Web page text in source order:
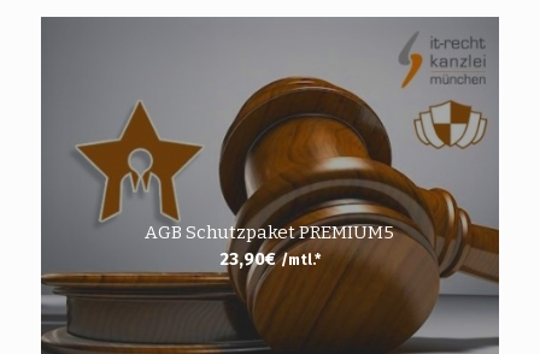
AGB Schutzpaket PREMIUM5
23,90€ /mtl.*